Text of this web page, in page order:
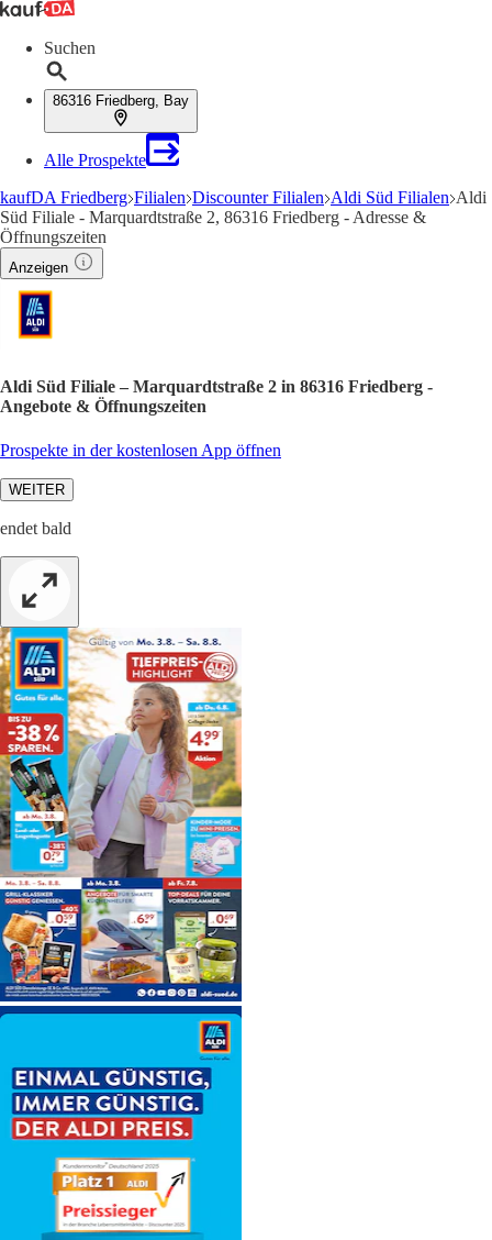
Suchen
86316 Friedberg, Bay
Alle Prospekte
kaufDA Friedberg Filialen Discounter Filialen Aldi Süd Filialen Aldi
Süd Filiale - Marquardtstraße 2, 86316 Friedberg - Adresse &
Öffnungszeiten
Anzeigen
Aldi Süd Filiale – Marquardtstraße 2 in 86316 Friedberg -
Angebote & Öffnungszeiten
Prospekte in der kostenlosen App öffnen
WEITER
endet bald